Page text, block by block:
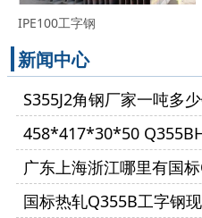
IPE100工字钢
新闻中心
S355J2角钢厂家一吨多
458*417*30*50
哪里有现货？
广东上海浙江哪里有国
现货？
国标热轧Q355B工字钢